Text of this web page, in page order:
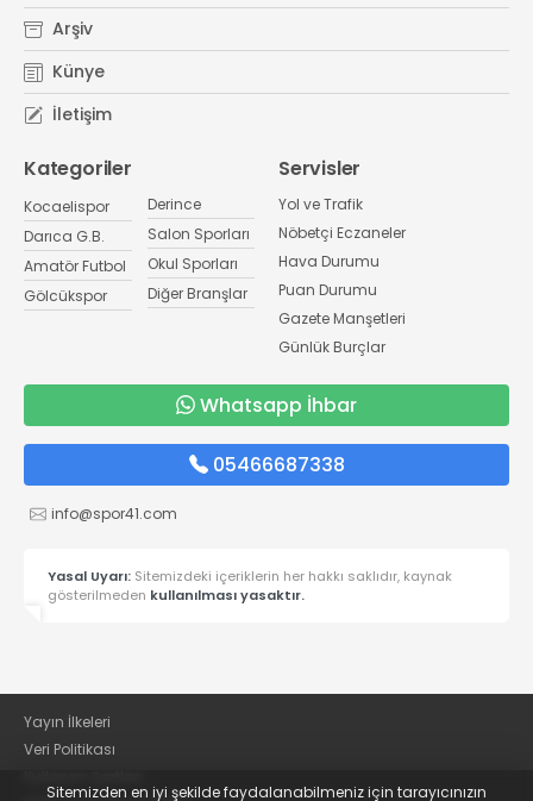
Arşiv
Künye
İletişim
Kategoriler
Kocaelispor
Darıca G.B.
Amatör Futbol
Gölcükspor
Derince
Salon Sporları
Okul Sporları
Diğer Branşlar
Servisler
Yol ve Trafik
Nöbetçi Eczaneler
Hava Durumu
Puan Durumu
Gazete Manşetleri
Günlük Burçlar
Whatsapp İhbar
05466687338
info@spor41.com
Yasal Uyarı: Sitemizdeki içeriklerin her hakkı saklıdır, kaynak
gösterilmeden kullanılması yasaktır.
Yayın İlkeleri
Veri Politikası
Sitemizden en iyi şekilde faydalanabilmeniz için tarayıcınızın